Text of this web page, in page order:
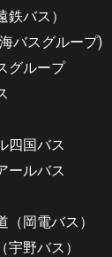
バス）
バスグループ)
グループ
四国バス
ールバス
（岡電バス）
宇野バス）